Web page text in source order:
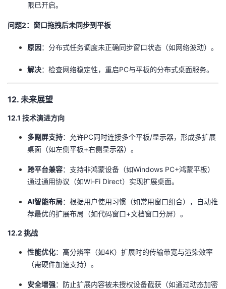
限已开启。
​问题2：窗口拖拽后未同步到平板​
​原因​​：分布式任务调度未正确同步窗口状态（如网络波动）。
​解决​​：检查网络稳定性，重启PC与平板的分布式桌面服务。
12. 未来展望
12.1 技术演进方向
​多副屏支持​​：允许PC同时连接多个平板/显示器，形成多扩展
桌面（如左侧平板+右侧显示器）。
​跨平台兼容​​：支持非鸿蒙设备（如Windows PC+鸿蒙平板）
通过通用协议（如Wi-Fi Direct）实现扩展桌面。
​AI智能布局​​：根据用户使用习惯（如常用窗口组合），自动推
荐最优的扩展布局（如代码窗口+文档窗口分屏）。
12.2 挑战
​性能优化​​：高分辨率（如4K）扩展时的传输带宽与渲染效率
（需硬件加速支持）。
​安全增强​​：防止扩展内容被未授权设备截获（如通过动态加密